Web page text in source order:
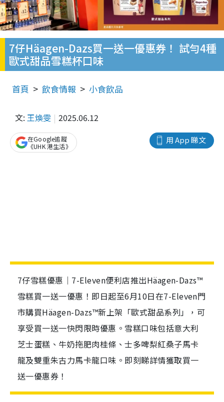
7仔Häagen-Dazs買一送一優惠券！ 試勻4種
歐式甜品雪糕杯口味
首頁 飲食情報 小食飲品
文: 王煥雯 2025.06.12
用 App 睇文
在Google追蹤
《UHK 港生活》
7仔雪糕優惠｜7-Eleven便利店推出Häagen-Dazs™
雪糕買一送一優惠！即日起至6月10日在7-Eleven門
市購買Häagen-Dazs™新上架「歐式甜品系列」，可
享受買一送一快閃限時優惠。雪糕口味包括意大利
芝士蛋糕、牛奶拖肥肉桂條、士多啤梨紅桑子馬卡
龍及雙重朱古力馬卡龍口味。即刻睇詳情獲取買一
送一優惠券！